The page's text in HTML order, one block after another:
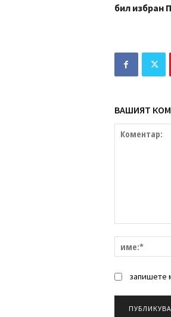
бил избран
ВАШИЯТ
запишете